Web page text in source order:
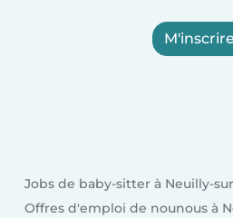
Jobs de baby-sitter à Neuilly-
Offres d'emploi de nounous à